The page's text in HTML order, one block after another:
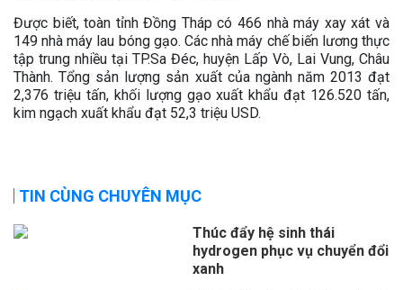
Được biết, toàn tỉnh Đồng Tháp có 466 nhà máy xay xát và
149 nhà máy lau bóng gạo. Các nhà máy chế biến lương thực
tập trung nhiều tại TP.Sa Đéc, huyện Lấp Vò, Lai Vung, Châu
Thành. Tổng sản lượng sản xuất của ngành năm 2013 đạt
2,376 triệu tấn, khối lượng gạo xuất khẩu đạt 126.520 tấn,
kim ngạch xuất khẩu đạt 52,3 triệu USD.
TIN CÙNG CHUYÊN MỤC
Thúc đẩy hệ sinh thái
hydrogen phục vụ chuyển đổi
xanh